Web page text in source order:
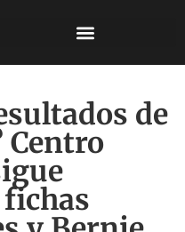
de
Centro